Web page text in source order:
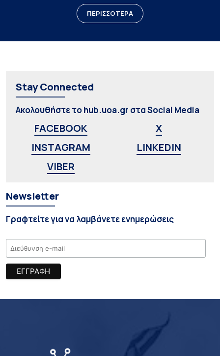
ΠΕΡΙΣΣΟΤΕΡΑ
Stay Connected
Ακολουθήστε το hub.uoa.gr στα Social Media
FACEBOOK
X
INSTAGRAM
LINKEDIN
VIBER
Newsletter
Γραφτείτε για να λαμβάνετε ενημερώσεις